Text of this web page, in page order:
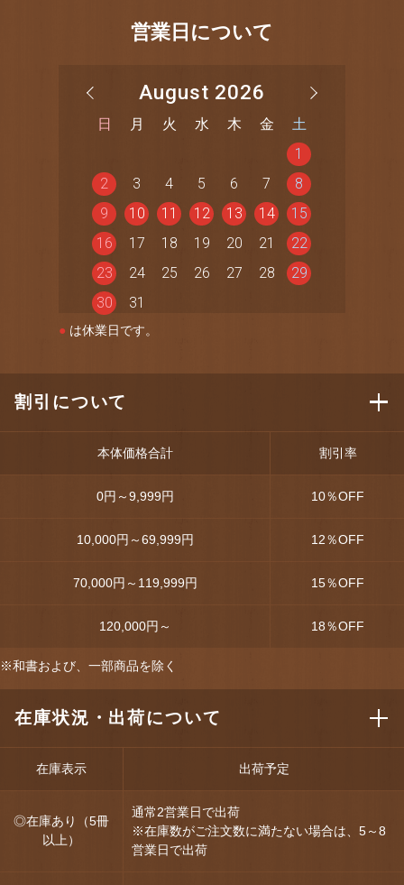
営業日について
August 2026
日 月 火 水 木 金
土
1
2
3 4 5 6 7
8
9
10 11 12 13 14
15
16
17 18 19 20 21
22
23
24 25 26 27 28
29
30
31
● は休業日です。
割引について
本体価格合計 割引率
0円～9,999円 10％OFF
10,000円～69,999円 12％OFF
70,000円～119,999円 15％OFF
120,000円～ 18％OFF
※和書および、一部商品を除く
在庫状況・出荷について
在庫表示 出荷予定
◎在庫あり（5冊
以上）
通常2営業日で出荷
※在庫数がご注文数に満たない場合は、5～8
営業日で出荷